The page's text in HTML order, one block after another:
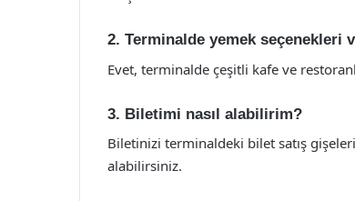
2. Terminalde yemek seçenekleri
Evet, terminalde çeşitli kafe ve
3. Biletimi nasıl alabilirim?
Biletinizi terminaldeki bilet satış
alabilirsiniz.